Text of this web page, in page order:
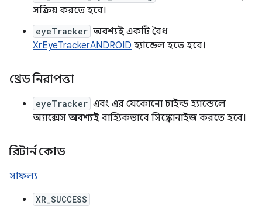
সক্রিয় করতে হবে।
eyeTracker অবশ্যই একটি বৈধ
XrEyeTrackerANDROID হ্যান্ডেল হতে হবে।
থ্রেড নিরাপত্তা
eyeTracker এবং এর যেকোনো চাইল্ড হ্যান্ডেলে
অ্যাক্সেস অবশ্যই বাহ্যিকভাবে সিঙ্ক্রোনাইজ করতে হবে।
রিটার্ন কোড
সাফল্য
XR_SUCCESS